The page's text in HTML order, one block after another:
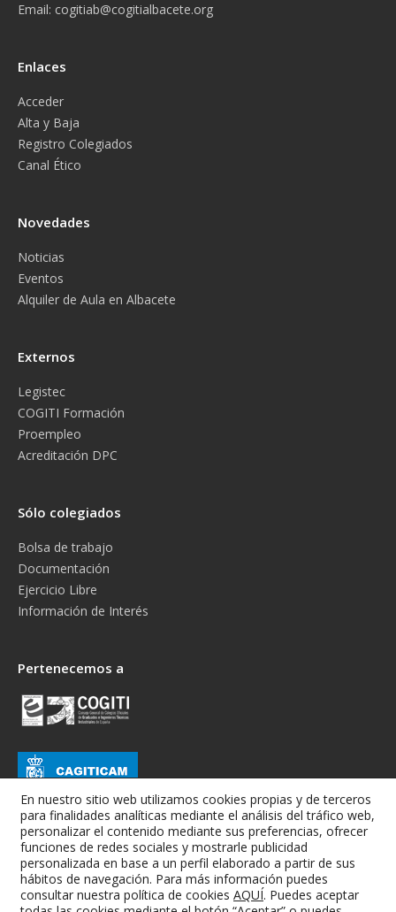
Email: cogitiab@cogitialbacete.org
Enlaces
Acceder
Alta y Baja
Registro Colegiados
Canal Ético
Novedades
Noticias
Eventos
Alquiler de Aula en Albacete
Externos
Legistec
COGITI Formación
Proempleo
Acreditación DPC
Sólo colegiados
Bolsa de trabajo
Documentación
Ejercicio Libre
Información de Interés
Pertenecemos a
En nuestro sitio web utilizamos cookies propias y de terceros
para finalidades analíticas mediante el análisis del tráfico web,
personalizar el contenido mediante sus preferencias, ofrecer
funciones de redes sociales y mostrarle publicidad
personalizada en base a un perfil elaborado a partir de sus
hábitos de navegación. Para más información puedes
consultar nuestra política de cookies AQUÍ. Puedes aceptar